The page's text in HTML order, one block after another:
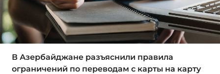
В Азербайджане разъяснили правила
ограничений по переводам с карты на карту